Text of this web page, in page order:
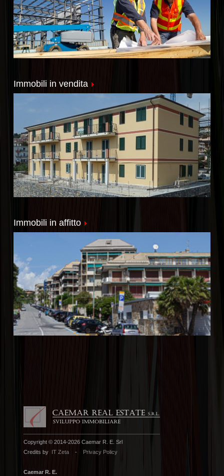
Immobili in vendita
Immobili in affitto
Copyright © 2014-2026 Caemar R. E. Srl
Credits by
IT Zeta- Privacy Policy
Caemar R. E.